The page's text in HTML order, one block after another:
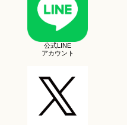
公式LINE
アカウント